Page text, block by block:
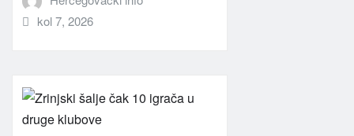
kol 7, 2026